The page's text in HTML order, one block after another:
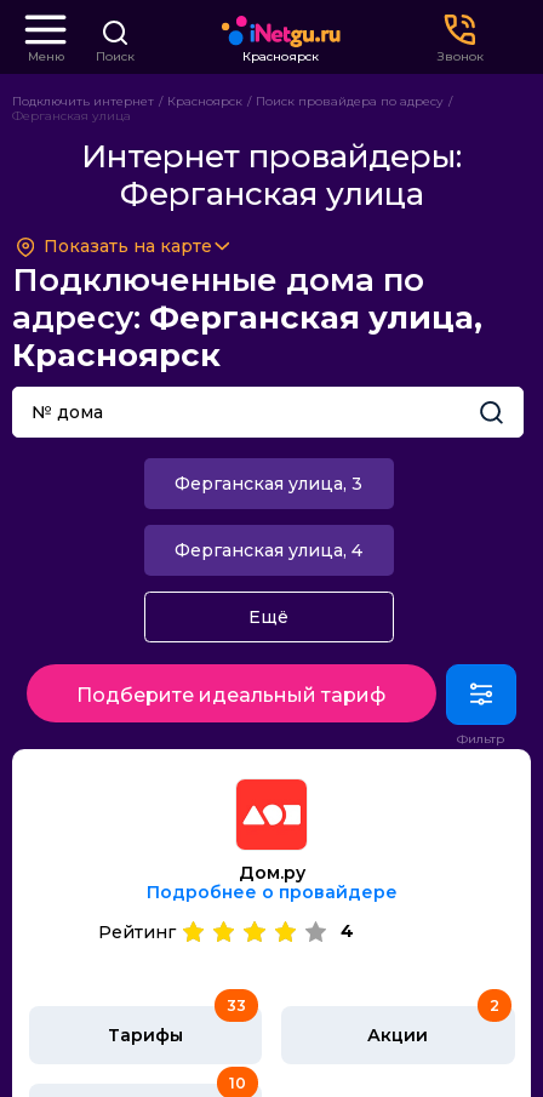
Меню Поиск Красноярск Звонок
Подключить интернет Красноярск
Поиск провайдера по адресу
Ферганская улица
Интернет провайдеры:
Ферганская улица
Показать на карте
Подключенные дома по
адресу: Ферганская улица,
Красноярск
Ферганская улица, 3
Ферганская улица, 4
Ещё
Подберите идеальный тариф
Дом.ру
Подробнее о провайдере
Рейтинг
4
Тарифы
33
Акции
2
10